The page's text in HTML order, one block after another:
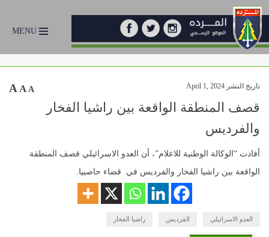
MENU
تاريخ النشر April 1, 2024 A A A
قصف المنطقة الواقعة بين راشيا الفخار
والفرديس
أفادت “الوكالة الوطنية للاعلام”، أن العدو الاسرائيلي قصف المنطقة
الواقعة بين راشيا الفخار والفرديس في قضاء حاصبيا.
العدو الاسرائيلي الفرديس راشيا الفخار